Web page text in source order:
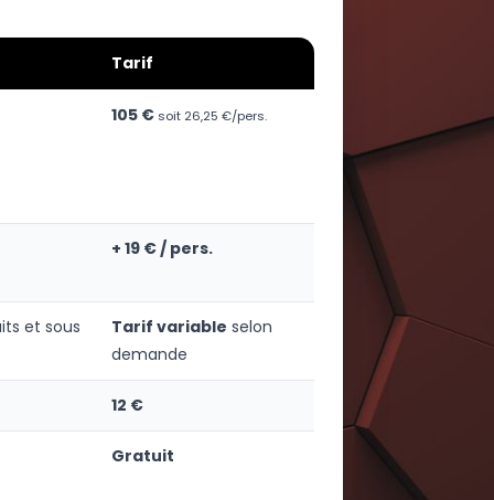
Tarif
105 € soit 26,25 €/pers.
+ 19 € / pers.
et sous Tarif variable selon
demande
12 €
Gratuit